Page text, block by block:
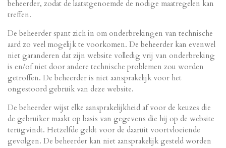
beheerder, zodat de laatstgenoemde de nodige maatregelen kan
treffen.
De beheerder spant zich in om onderbrekingen van technische
aard zo veel mogelijk te voorkomen. De beheerder kan evenwel
niet garanderen dat zijn website volledig vrij van onderbreking
is en/of niet door andere technische problemen zou worden
getroffen. De beheerder is niet aansprakelijk voor het
ongestoord gebruik van deze website.
De beheerder wijst elke aansprakelijkheid af voor de keuzes die
de gebruiker maakt op basis van gegevens die hij op de website
terugvindt. Hetzelfde geldt voor de daaruit voortvloeiende
gevolgen. De beheerder kan niet aansprakelijk gesteld worden